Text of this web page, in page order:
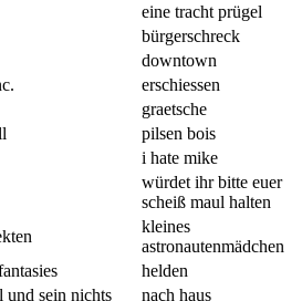
eine tracht prügel
bürgerschreck
downtown
erschiessen
graetsche
pilsen bois
i hate mike
würdet ihr bitte euer
scheiß maul halten
kleines
astronautenmädchen
helden
und sein nichts
nach haus